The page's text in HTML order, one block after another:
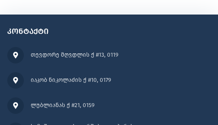
კონტაქტი
თევდორე მღვდლის ქ #13, 0119
იაკობ ნიკოლაძის ქ #10, 0179
ლუბლიანას ქ #21, 0159